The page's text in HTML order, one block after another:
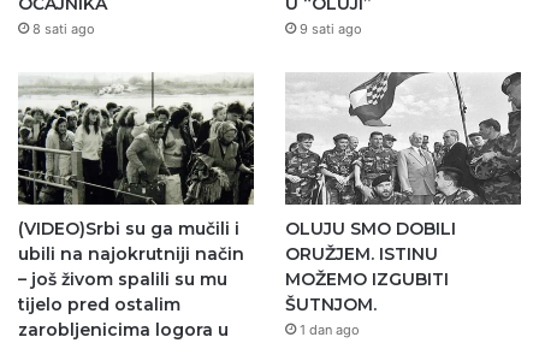
8 sati ago 9 sati ago
(VIDEO)Srbi su ga mučili i
ubili na najokrutniji način
– još živom spalili su mu
tijelo pred ostalim
zarobljenicima logora u
OLUJU SMO DOBILI
ORUŽJEM. ISTINU
MOŽEMO IZGUBITI
ŠUTNJOM.
1 dan ago